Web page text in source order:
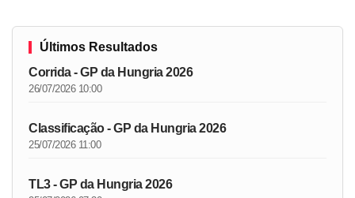
Últimos Resultados
Corrida - GP da Hungria 2026
26/07/2026 10:00
Classificação - GP da Hungria 2026
25/07/2026 11:00
TL3 - GP da Hungria 2026